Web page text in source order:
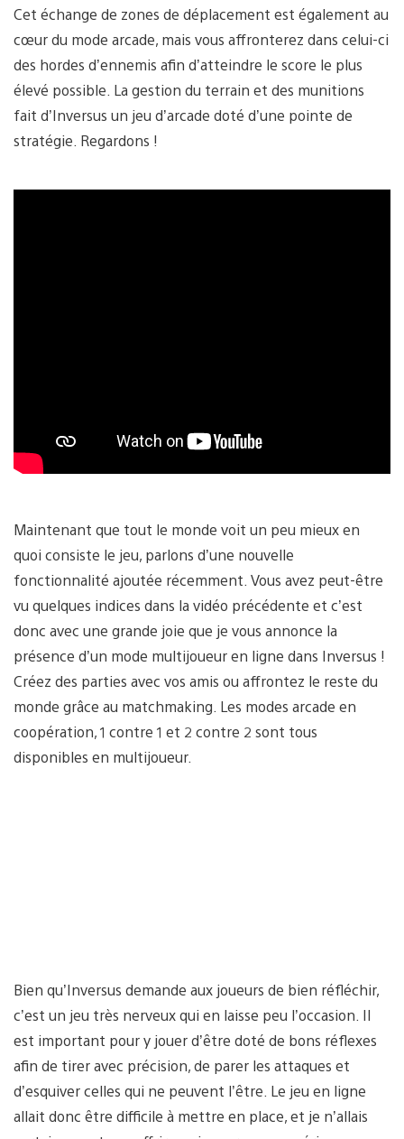
Cet échange de zones de déplacement est également au
cœur du mode arcade, mais vous affronterez dans celui-ci
des hordes d’ennemis afin d’atteindre le score le plus
élevé possible. La gestion du terrain et des munitions
fait d’Inversus un jeu d’arcade doté d’une pointe de
stratégie. Regardons !
Maintenant que tout le monde voit un peu mieux en
quoi consiste le jeu, parlons d’une nouvelle
fonctionnalité ajoutée récemment. Vous avez peut-être
vu quelques indices dans la vidéo précédente et c’est
donc avec une grande joie que je vous annonce la
présence d’un mode multijoueur en ligne dans Inversus !
Créez des parties avec vos amis ou affrontez le reste du
monde grâce au matchmaking. Les modes arcade en
coopération, 1 contre 1 et 2 contre 2 sont tous
disponibles en multijoueur.
Bien qu’Inversus demande aux joueurs de bien réfléchir,
c’est un jeu très nerveux qui en laisse peu l’occasion. Il
est important pour y jouer d’être doté de bons réflexes
afin de tirer avec précision, de parer les attaques et
d’esquiver celles qui ne peuvent l’être. Le jeu en ligne
allait donc être difficile à mettre en place, et je n’allais